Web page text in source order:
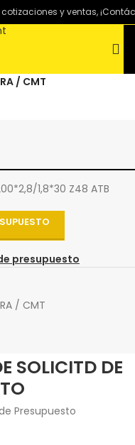
y ventas,
/ CMT
1,8*30 Z48 ATB
presupuesto
/ CMT
SOLICITD DE
Presupuesto